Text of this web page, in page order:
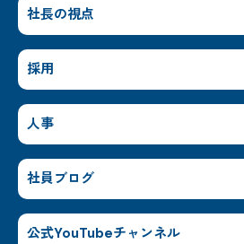
社長の視点
採用
人事
社員ブログ
公式YouTubeチャンネル